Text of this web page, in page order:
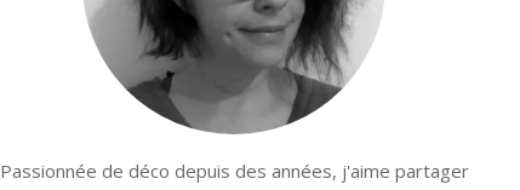
Passionnée de déco depuis des années, j'aime partager